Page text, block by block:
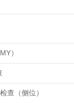
）
查（侧位）